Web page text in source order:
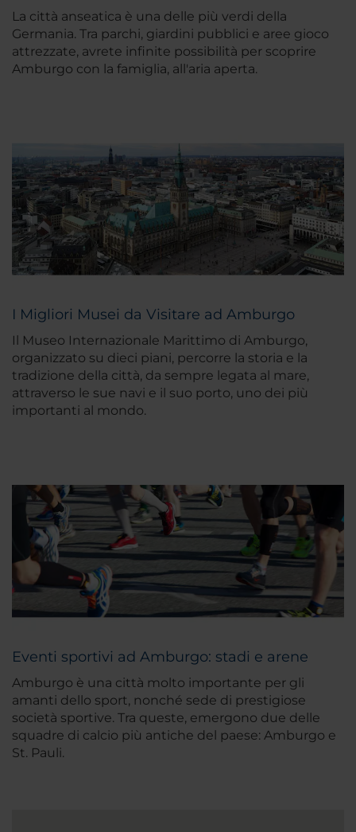
La città anseatica è una delle più verdi della
Germania. Tra parchi, giardini pubblici e aree gioco
attrezzate, avrete infinite possibilità per scoprire
Amburgo con la famiglia, all'aria aperta.
I Migliori Musei da Visitare ad Amburgo
Il Museo Internazionale Marittimo di Amburgo,
organizzato su dieci piani, percorre la storia e la
tradizione della città, da sempre legata al mare,
attraverso le sue navi e il suo porto, uno dei più
importanti al mondo.
Eventi sportivi ad Amburgo: stadi e arene
Amburgo è una città molto importante per gli
amanti dello sport, nonché sede di prestigiose
società sportive. Tra queste, emergono due delle
squadre di calcio più antiche del paese: Amburgo e
St. Pauli.